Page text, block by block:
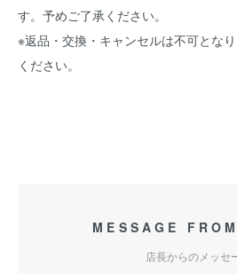
す。予めご了承ください。
※返品・交換・キャンセルは不可とな
ください。
MESSAGE
店長からのメッセ